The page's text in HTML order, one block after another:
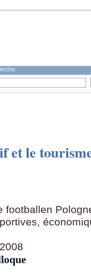
et le
footballen